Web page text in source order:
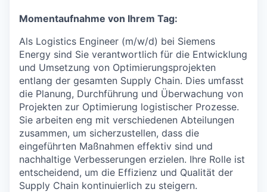
Momentaufnahme von Ihrem Tag:
Als Logistics Engineer (m/w/d) bei Siemens
Energy sind Sie verantwortlich für die Entwicklung
und Umsetzung von Optimierungsprojekten
entlang der gesamten Supply Chain. Dies umfasst
die Planung, Durchführung und Überwachung von
Projekten zur Optimierung logistischer Prozesse.
Sie arbeiten eng mit verschiedenen Abteilungen
zusammen, um sicherzustellen, dass die
eingeführten Maßnahmen effektiv sind und
nachhaltige Verbesserungen erzielen. Ihre Rolle ist
entscheidend, um die Effizienz und Qualität der
Supply Chain kontinuierlich zu steigern.